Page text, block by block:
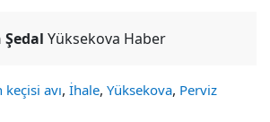
Yüksekova Haber
keçisi avı, İhale, Yüksekova, Perviz